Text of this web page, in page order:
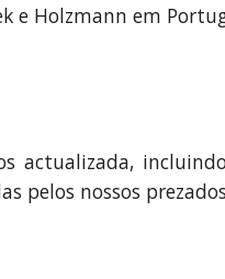
e Holzmann em
actualizada,
pelos nossos